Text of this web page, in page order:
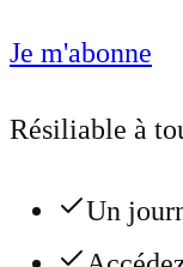
Je m'abonne
Résiliable à
Un